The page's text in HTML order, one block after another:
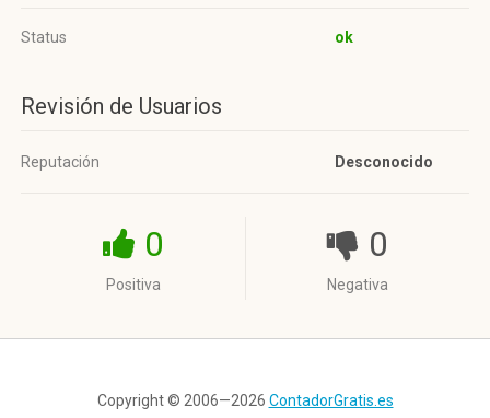
Status ok
Revisión de Usuarios
Reputación Desconocido
0
Positiva
0
Negativa
Copyright © 2006—2026 ContadorGratis.es